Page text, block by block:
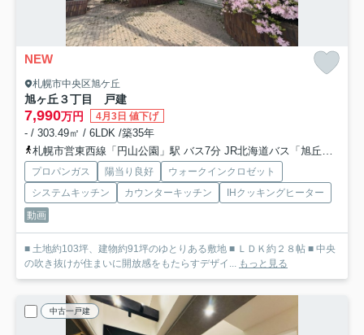
NEW
札幌市中央区旭ケ丘
旭ヶ丘３丁目 戸建
7,990万円 4月3日 値下げ
- / 303.49㎡ / 6LDK /築35年
札幌市営東西線「円山公園」駅 バス7分 JR北海道バス「旭丘高校前」 停歩2分
プロパンガス 陽当り良好
ウォークインクロゼット
システムキッチン
カウンターキッチン
IHクッキングヒーター
動画
■ 土地約103坪、建物約91坪のゆとりある敷地 ■ ＬＤＫ約２８帖 ■ 中央
の吹き抜けが住まいに開放感をもたらすデザイ...
もっと見る
中古一戸建